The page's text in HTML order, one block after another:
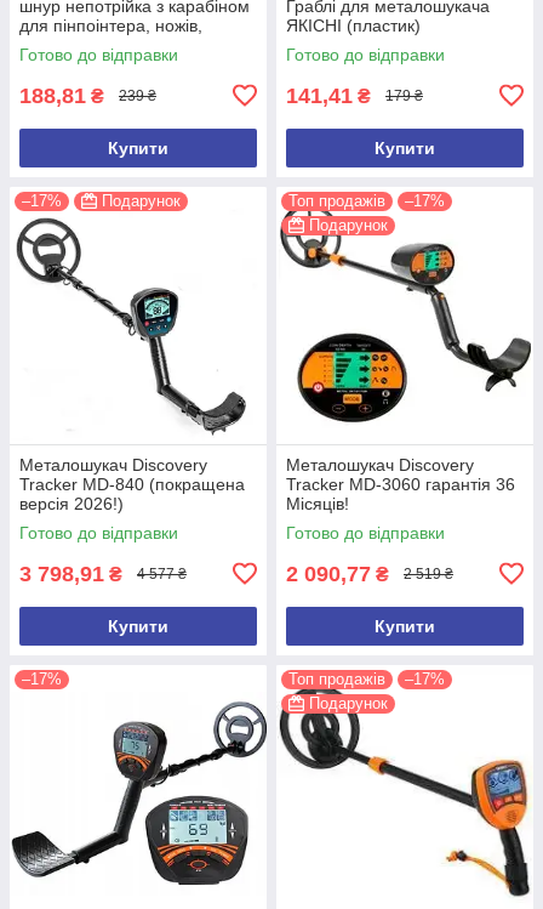
шнур непотрійка з карабіном
для пінпоінтера, ножів,
ліхтарів, рацій, ключів
Готово до відправки
188,81 ₴ 239 ₴
Купити
Граблі для металошукача
ЯКІСНІ (пластик)
Готово до відправки
141,41 ₴ 179 ₴
Купити
–17% Подарунок
Металошукач Discovery
Tracker MD-840 (покращена
версія 2026!)
Готово до відправки
3 798,91 ₴ 4 577 ₴
Купити
Топ продажів
–17%
Подарунок
Металошукач Discovery
Tracker MD-3060 гарантія 36
Місяців!
Готово до відправки
2 090,77 ₴ 2 519 ₴
Купити
–17% Топ продажів
–17%
Подарунок